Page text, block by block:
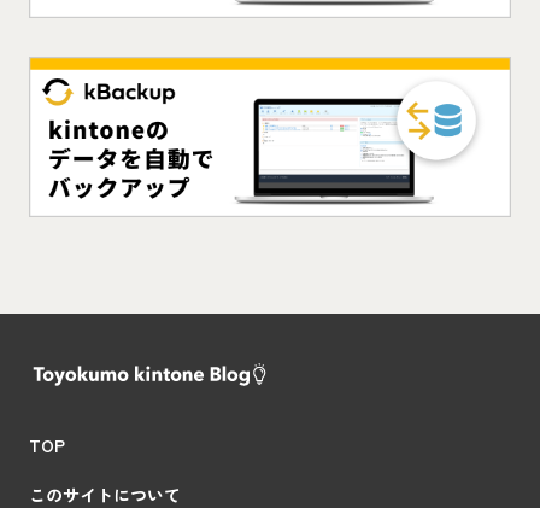
TOP
このサイトについて